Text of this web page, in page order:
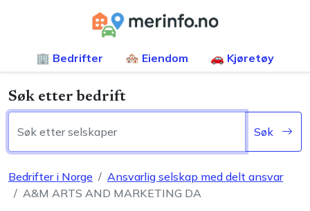
🏢 Bedrifter 🏘️ Eiendom 🚗 Kjøretøy
Søk etter bedrift
Søk
Bedrifter i Norge
Ansvarlig selskap med delt ansvar
A&M ARTS AND MARKETING DA